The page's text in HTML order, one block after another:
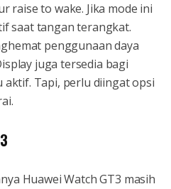
raise to wake. Jika mode ini
saat tangan terangkat.
penggunaan daya
juga tersedia bagi
aktif. Tapi, perlu diingat opsi
Huawei Watch GT3 masih